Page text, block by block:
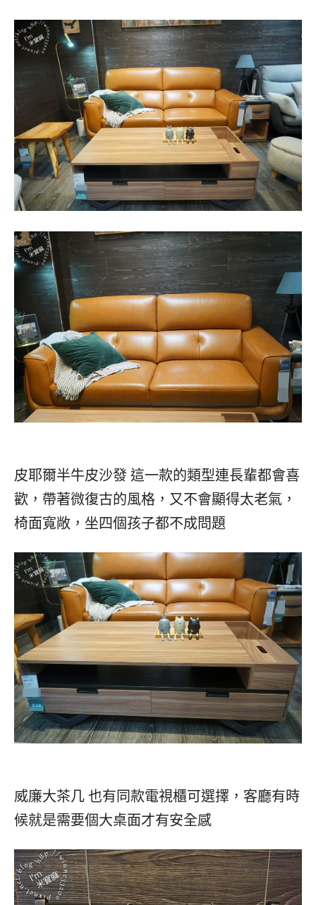
皮耶爾半牛皮沙發 這一款的類型連長輩都會喜
歡，帶著微復古的風格，又不會顯得太老氣，
椅面寬敞，坐四個孩子都不成問題
威廉大茶几 也有同款電視櫃可選擇，客廳有時
候就是需要個大桌面才有安全感